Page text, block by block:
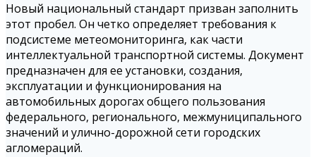
Новый национальный стандарт призван заполнить
этот пробел. Он четко определяет требования к
подсистеме метеомониторинга, как части
интеллектуальной транспортной системы. Документ
предназначен для ее установки, создания,
эксплуатации и функционирования на
автомобильных дорогах общего пользования
федерального, регионального, межмуниципального
значений и улично-дорожной сети городских
агломераций.